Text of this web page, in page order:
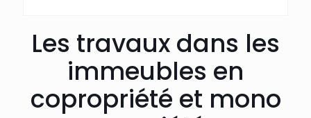
Les travaux dans les
immeubles en
copropriété et mono